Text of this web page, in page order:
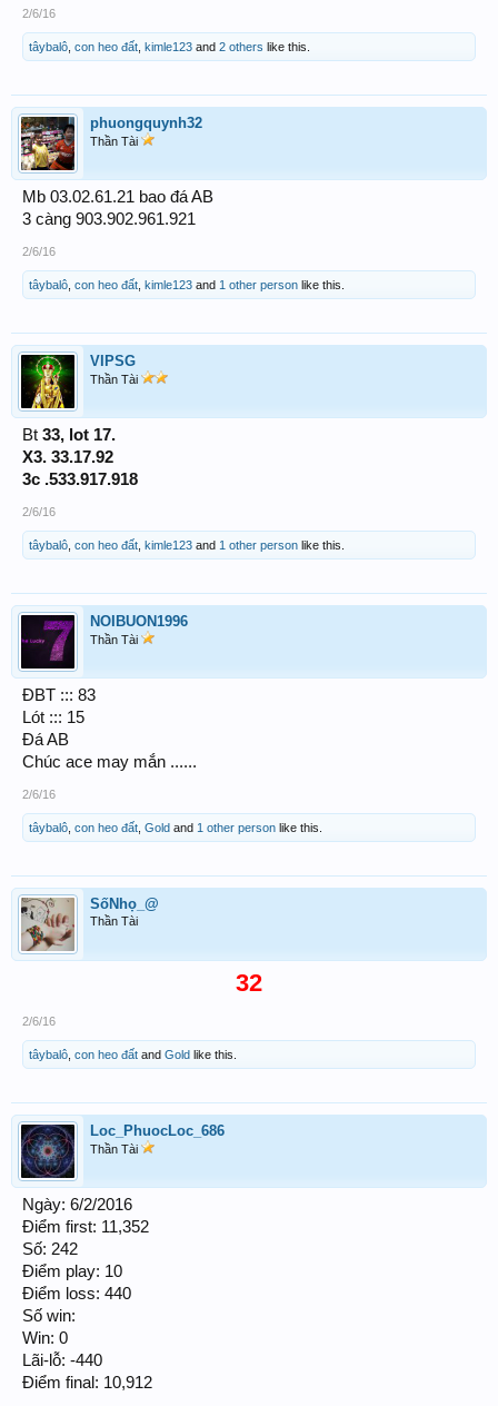
2/6/16
tâybalô con heo đất kimle123 and 2 others like this.
phuongquynh32
Thần Tài
Mb 03.02.61.21 bao đá AB
3 càng 903.902.961.921
2/6/16
tâybalô con heo đất kimle123 and 1 other person like this.
VIPSG
Thần Tài
Bt 33, lot 17.
X3. 33.17.92
3c .533.917.918
2/6/16
tâybalô con heo đất kimle123 and 1 other person like this.
NOIBUON1996
Thần Tài
ĐBT ::: 83
Lót ::: 15
Đá AB
Chúc ace may mắn ......
2/6/16
tâybalô con heo đất Gold and 1 other person like this.
SốNhọ_@
Thần Tài
32
2/6/16
tâybalô con heo đất and Gold like this.
Loc_PhuocLoc_686
Thần Tài
Ngày: 6/2/2016
Điểm first: 11,352
Số: 242
Điểm play: 10
Điểm loss: 440
Số win:
Win: 0
Lãi-lỗ: -440
Điểm final: 10,912